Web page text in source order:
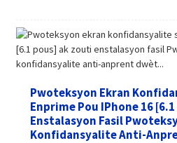
Pwoteksyon Ekran
Enprime Pou IPhone 16
Enstalasyon Fasil
Konfidansyalite Anti-